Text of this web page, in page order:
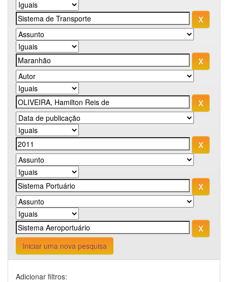
Iniciar uma nova pesquisa
Adicionar filtros: